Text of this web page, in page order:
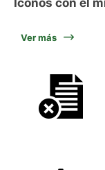
Iconos con el
Ver más